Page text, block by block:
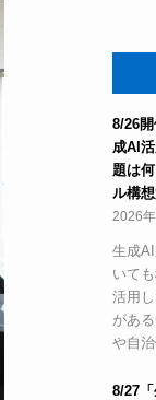
8/26
成AI
題は
ル構
2026
生成
いて
活用
があ
や自
8/27